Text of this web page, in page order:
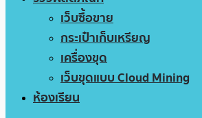
เว็บซื้อขาย
กระเป๋าเก็บเหรียญ
เครื่องขุด
เว็บขุดแบบ Cloud Mining
ห้องเรียน